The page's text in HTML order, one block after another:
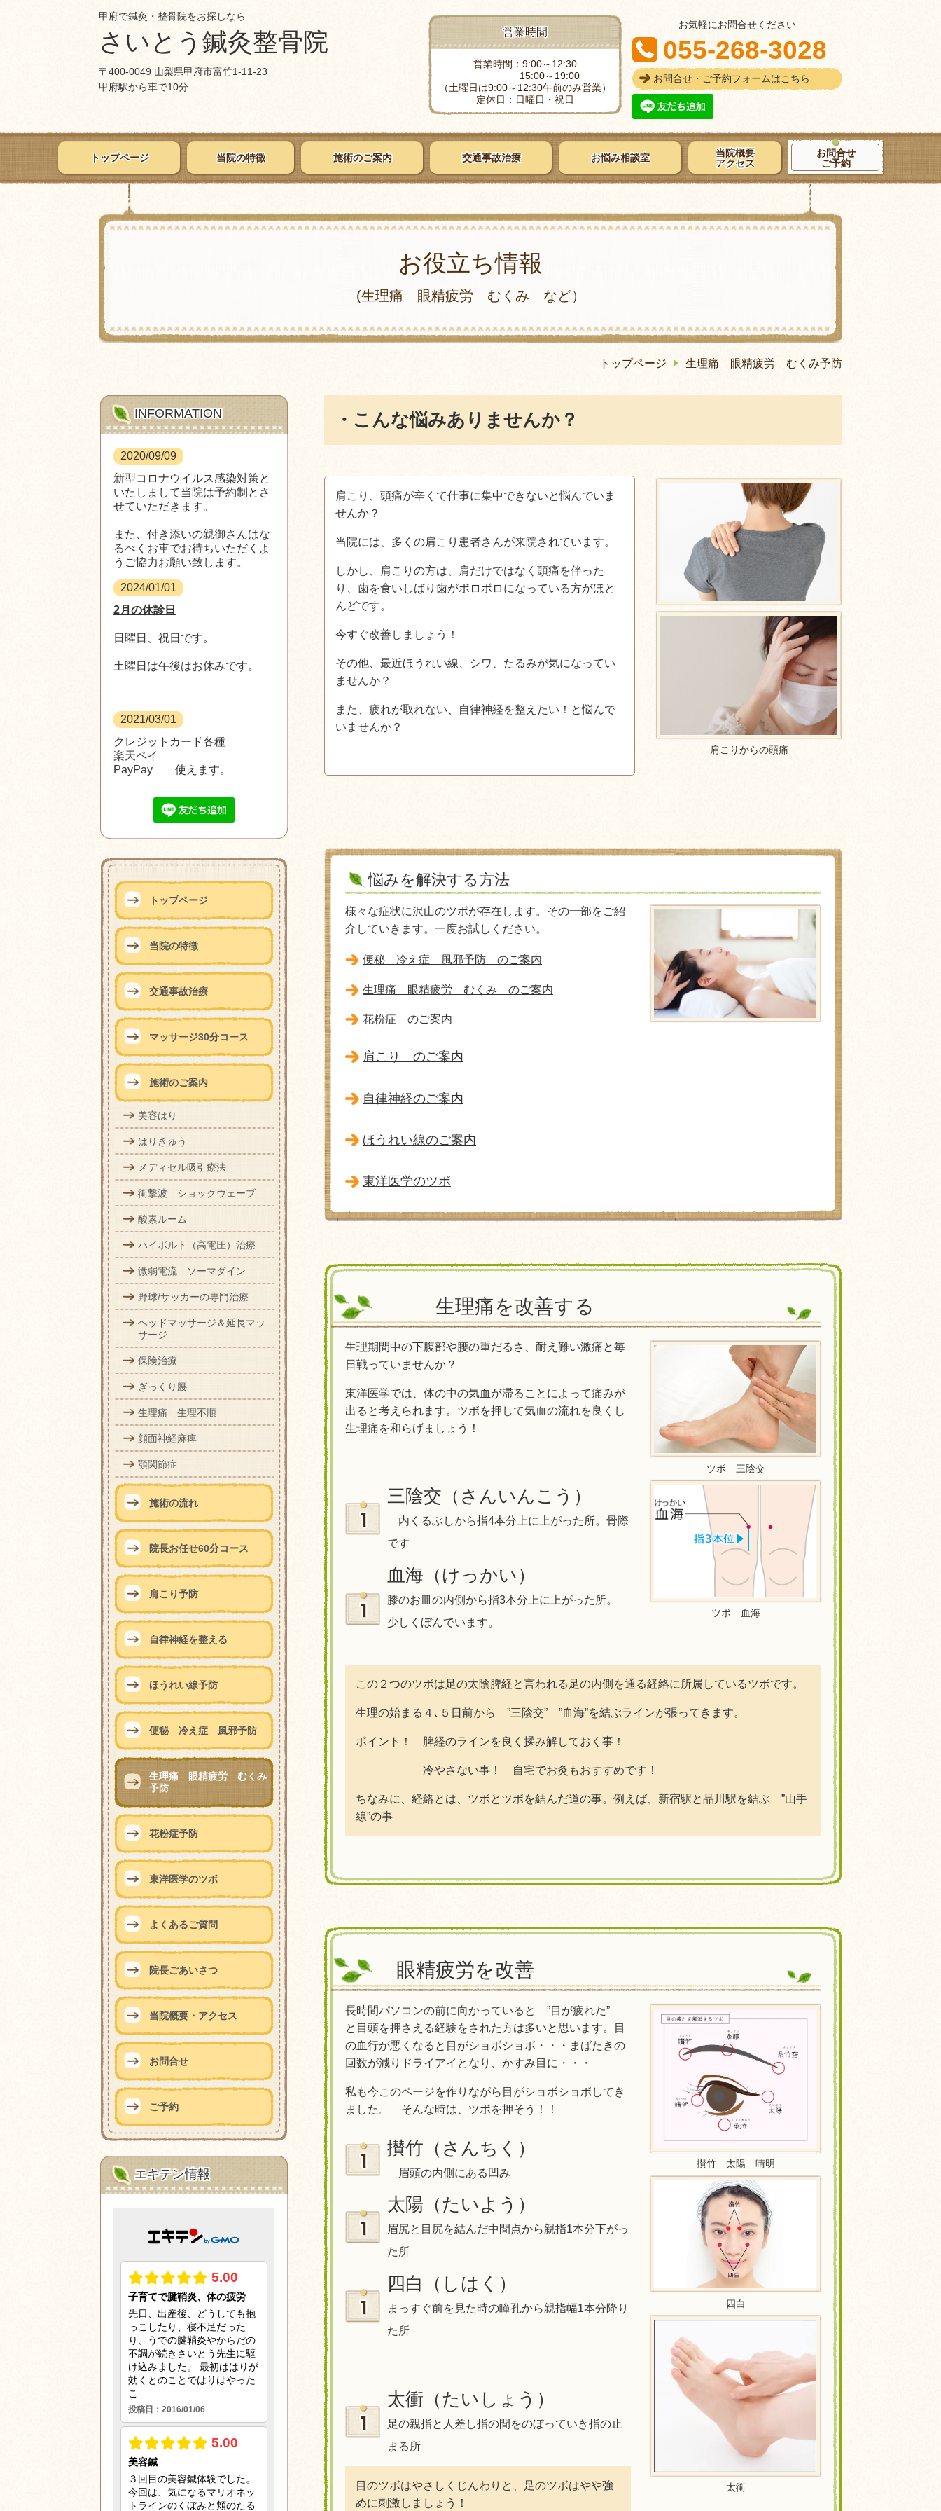
甲府で鍼灸・整骨院をお探しなら
さいとう鍼灸整骨院
〒400-0049 山梨県甲府市富竹1-11-23
甲府駅から車で10分
営業時間
営業時間：9:00～12:30
15:00～19:00
（土曜日は9:00～12:30午前のみ営業）
定休日：日曜日・祝日
お気軽にお問合せください
055-268-3028
お問合せ・ご予約フォームはこちら
トップページ 当院の特徴 施術のご案内 交通事故治療 お悩み相談室
当院概要
アクセス
お問合せ
ご予約
お役立ち情報
(生理痛 眼精疲労 むくみ など）
トップページ 生理痛 眼精疲労 むくみ予防
・こんな悩みありませんか？
肩こりからの頭痛
肩こり、頭痛が辛くて仕事に集中できないと悩んでいま
せんか？
当院には、多くの肩こり患者さんが来院されています。
しかし、肩こりの方は、肩だけではなく頭痛を伴った
り、歯を食いしばり歯がボロボロになっている方がほと
んどです。
今すぐ改善しましょう！
その他、最近ほうれい線、シワ、たるみが気になってい
ませんか？
また、疲れが取れない、自律神経を整えたい！と悩んで
いませんか？
悩みを解決する方法
様々な症状に沢山のツボが存在します。その一部をご紹
介していきます。一度お試しください。
便秘 冷え症 風邪予防 のご案内
生理痛 眼精疲労 むくみ のご案内
花粉症 のご案内
肩こり のご案内
自律神経のご案内
ほうれい線のご案内
東洋医学のツボ
生理痛を改善する
ツボ 三陰交
ツボ 血海
生理期間中の下腹部や腰の重だるさ、耐え難い激痛と毎
日戦っていませんか？
東洋医学では、体の中の気血が滞ることによって痛みが
出ると考えられます。ツボを押して気血の流れを良くし
生理痛を和らげましょう！
三陰交（さんいんこう）
内くるぶしから指4本分上に上がった所。骨際
です
血海（けっかい）
膝のお皿の内側から指3本分上に上がった所。
少しくぼんでいます。
この２つのツボは足の太陰脾経と言われる足の内側を通る経絡に所属しているツボです。
生理の始まる４､５日前から ”三陰交” ”血海”を結ぶラインが張ってきます。
ポイント！ 脾経のラインを良く揉み解しておく事！
冷やさない事！ 自宅でお灸もおすすめです！
ちなみに、経絡とは、ツボとツボを結んだ道の事。例えば、新宿駅と品川駅を結ぶ ”山手
線”の事
眼精疲労を改善
攅竹 太陽 晴明
四白
太衝
長時間パソコンの前に向かっていると ”目が疲れた”
と目頭を押さえる経験をされた方は多いと思います。目
の血行が悪くなると目がショボショボ・・・まばたきの
回数が減りドライアイとなり、かすみ目に・・・
私も今このページを作りながら目がショボショボしてき
ました。 そんな時は、ツボを押そう！！
攅竹（さんちく）
眉頭の内側にある凹み
太陽（たいよう）
眉尻と目尻を結んだ中間点から親指1本分下がっ
た所
四白（しはく）
まっすぐ前を見た時の瞳孔から親指幅1本分降り
た所
太衝（たいしょう）
足の親指と人差し指の間をのぼっていき指の止
まる所
目のツボはやさしくじんわりと、足のツボはやや強
めに刺激しましょう！
INFORMATION
2020/09/09
新型コロナウイルス感染対策と
いたしまして当院は予約制とさ
せていただきます。
また、付き添いの親御さんはな
るべくお車でお待ちいただくよ
うご協力お願い致します。
2024/01/01
2月の休診日
日曜日、祝日です。
土曜日は午後はお休みです。
2021/03/01
クレジットカード各種
楽天ペイ
PayPay 使えます。
トップページ
当院の特徴
交通事故治療
マッサージ30分コース
施術のご案内
美容はり
はりきゅう
メディセル吸引療法
衝撃波 ショックウェーブ
酸素ルーム
ハイボルト（高電圧）治療
微弱電流 ソーマダイン
野球/サッカーの専門治療
ヘッドマッサージ＆延長マッ
サージ
保険治療
ぎっくり腰
生理痛 生理不順
顔面神経麻痺
顎関節症
施術の流れ
院長お任せ60分コース
肩こり予防
自律神経を整える
ほうれい線予防
便秘 冷え症 風邪予防
生理痛 眼精疲労 むくみ
予防
花粉症予防
東洋医学のツボ
よくあるご質問
院長ごあいさつ
当院概要・アクセス
お問合せ
ご予約
エキテン情報